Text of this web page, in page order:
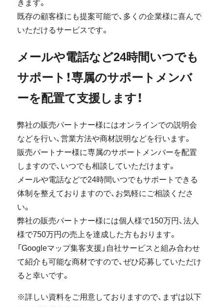
きます。
既存の顧客様にも提案可能で、多くの企業様に喜んで
いただけるサービスです。
メールや電話など24時間いつでも
サポート！専属のサポートメンバ
ーを配置て支援します！
弊社の販売パートナー様にはオンラインでの説明会
などを行い、営業方法や商材説明などを行います。
販売パートナー様に専属のサポートメンバーを配置
しますので、いつでも相談していただけます。
メールや電話などで24時間いつでもサポートできる
体制を整えておりますので、お気軽にご相談くださ
い。
弊社の販売パートナー様には個人様で150万円、法人
様で750万円の売上を達成した方もおります。
「Googleマップ集客支援」自社サービスと組み合わせ
て紹介も可能な商材ですので、ぜひ応募していただけ
ると幸いです。
※詳しい資料をご用意しておりますので、まずは以下